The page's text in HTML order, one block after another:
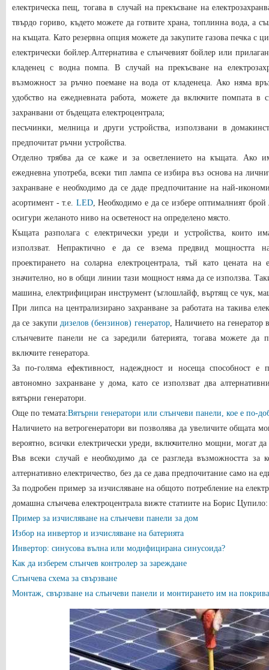
електрическа пещ, тогава в случай на прекъсване на
твърдо гориво, където можете да готвите храна, топлинна вода, а
на къщата. Като резервна опция можете да закупите газова печка с
електрически бойлер.Алтернатива е слънчевият бойлер или
кладенец с водна помпа. В случай на прекъсване на
възможност за ръчно поемане на вода от кладенеца. Ако няма
удобство на ежедневната работа, можете да включите помпата в
захранвани от бъдещата електроцентрала;
песъчинки, мелница и други устройства, използвани в
предпочитат ръчни устройства.
Отделно трябва да се каже и за осветлението на къщата. Ако
ежедневна употреба, всеки тип лампа се избира въз основа на
захранване е необходимо да се даде предпочитание на най-
асортимент - т.е. LED, Необходимо е да се избере оптималният
осигури желаното ниво на осветеност на определено място.
Къщата разполага с електрически уреди и устройства, които
използват. Непрактично е да се взема предвид мощността
проектирането на соларна електроцентрала, тъй като цената на
значително, но в общи линии тази мощност няма да се използва.
машина, електрифициран инструмент (ъглошлайф, въртящ се чук,
При липса на централизирано захранване за работата на такива
да се закупидизелов (бензинов) генератор, Наличието на генератор
слънчевите панели не са заредили батерията, тогава можете да
включите генератора.
За по-голяма ефективност, надеждност и носеща способност е
автономно захранване у дома, като се използват два
вятърни генератори.
Още по темата:Вятърни генератори или слънчеви панели, кое е по-
Наличието на ветрогенератори ви позволява да увеличите общата
вероятно, всички електрически уреди, включително мощни, могат да
Във всеки случай е необходимо да се разгледа възможността за
алтернативно електричество, без да се дава предпочитание само на
За подробен пример за изчисляване на общото потребление на
домашна слънчева електроцентрала вижте статиите на Борис Цупило:
Пример за изчисляване на слънчеви панели за дом
Избор на инвертор и изчисляване на батерията
Инвертор: синусова вълна или модифицирана синусоида?
Как да изберем слънчев контролер за зареждане
Слънчева схема за свързване
Монтаж, свързване на слънчеви панели и монтирането им на покрива